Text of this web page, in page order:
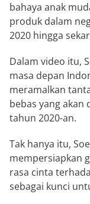
bahaya anak
produk dalam
2020 hingga
Dalam video itu,
masa depan
meramalkan
bebas yang akan
tahun 2020-an.
Tak hanya itu,
mempersiapkan
rasa cinta
sebagai kunci